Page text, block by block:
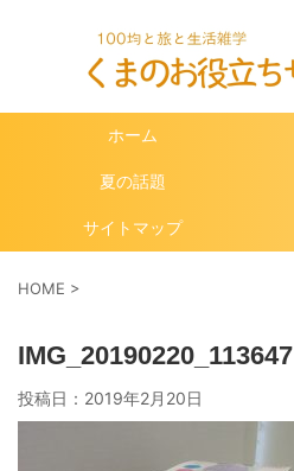
ホーム
夏の話題
サイトマップ
HOME >
IMG_20190220_113647
投稿日： 2019年2月20日